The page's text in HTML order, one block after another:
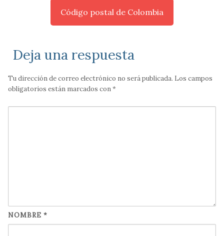
Código postal de Colombia
Deja una respuesta
Tu dirección de correo electrónico no será publicada. Los campos
obligatorios están marcados con*
NOMBRE *